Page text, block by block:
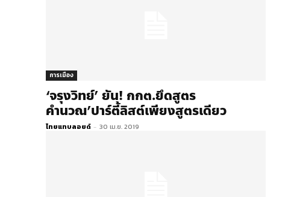
การเมือง
‘จรุงวิทย์’ ยัน! กกต.ยึดสูตร
คำนวณ’ปาร์ตี้ลิสต์เพียงสูตรเดียว
ไทยแทบลอยด์ - 30 เม.ย. 2019